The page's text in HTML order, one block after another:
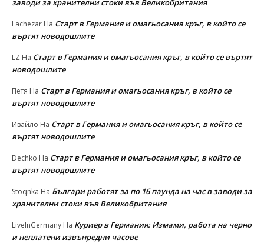
Lachezar На Старт в Германия и омагьосания кръг, в който се
въртят новодошлите
LZ На Старт в Германия и омагьосания кръг, в който се въртят
новодошлите
Петя На Старт в Германия и омагьосания кръг, в който се
въртят новодошлите
Ивайло На Старт в Германия и омагьосания кръг, в който се
въртят новодошлите
Dechko На Старт в Германия и омагьосания кръг, в който се
въртят новодошлите
Stoqnka На Българи работят за по 16 паунда на час в заводи за
хранителни стоки във Великобритания
LiveInGermany На Куриер в Германия: Измами, работа на черно
и неплатени извънредни часове